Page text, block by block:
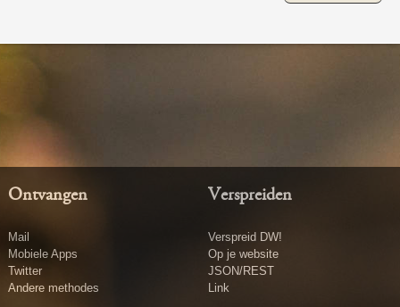
Ontvangen
Mail
Mobiele Apps
Twitter
Andere methodes
Verspreiden
Verspreid DW!
Op je website
JSON/REST
Link